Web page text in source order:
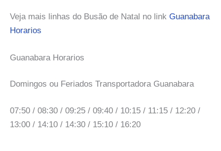
Veja mais linhas do Busão de Natal no link Guanabara
Horarios
Guanabara Horarios
Domingos ou Feriados Transportadora Guanabara
07:50 / 08:30 / 09:25 / 09:40 / 10:15 / 11:15 / 12:20 /
13:00 / 14:10 / 14:30 / 15:10 / 16:20